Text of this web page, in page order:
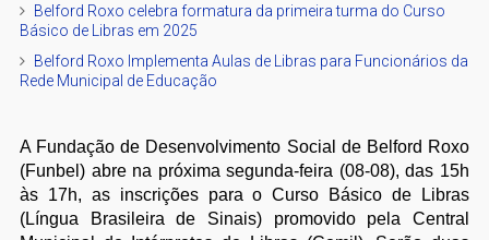
Belford Roxo celebra formatura da primeira turma do Curso
Básico de Libras em 2025
Belford Roxo Implementa Aulas de Libras para Funcionários da
Rede Municipal de Educação
A Fundação de Desenvolvimento Social de Belford Roxo
(Funbel) abre na próxima segunda-feira (08-08), das 15h
às 17h, as inscrições para o Curso Básico de Libras
(Língua Brasileira de Sinais) promovido pela Central